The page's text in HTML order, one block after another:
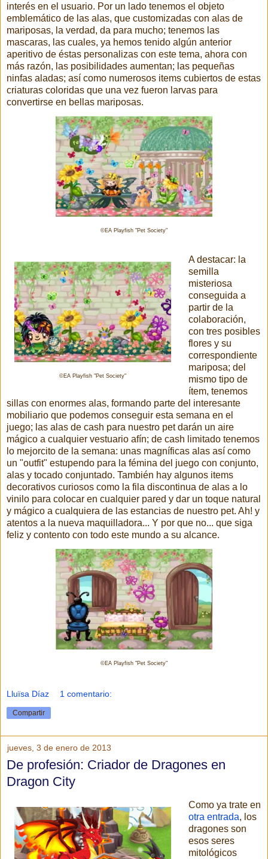
interés en el usuario. Por un lado tenemos el objeto
emblemático de las alas, que customizadas con alas de
mariposas, la verdad, da para mucho; tenemos las
mascaras, las cuales, ya hemos tenido algún anterior
aperitivo de éstas personalizas con este tema, ahora con
más razón, las posibilidades aumentan; las pequeñas
ninfas aladas; así como numerosos items cubiertos de estas
criaturas coloridas que una vez fueron larvas para
convertirse en bellas mariposas.
©EA Playfish "Pet Society"
©EA Playfish "Pet Society"
A destacar: la
semilla
misteriosa
conseguida a
partir de la
colaboración,
con tres posibles
flores y su
correspondiente
mariposa; del
mismo tipo de
ítem, tenemos
sillas con enormes alas, formando parte del interesante
mobiliario que podemos conseguir esta semana en el
juego; las alas de cash para nuestro pet darán un aire
mágico a cualquier vestuario afín; de cash limitado tenemos
lo mejorcito de la semana: unas magníficas alas así como
un "outfit" estupendo para la fémina del juego con conjunto,
alas y tocado conjuntado. También hay algunos items
decorativos curiosos como la fila discontinua de alas a lo
vinilo para colocar en cualquier pared y dar un toque natural
y mágico a cualquiera de las estancias de nuestro pet. Ah! y
atentos a la nueva maquilladora... Y por que no... que siga
feliz y contento con todo este mundo a su alcance.
©EA Playfish "Pet Society"
Lluïsa Díaz 1 comentario:
Compartir
jueves, 3 de enero de 2013
De profesión: Criador de Dragones en
Dragon City
Como ya trate en
otra entrada, los
dragones son
esos seres
mitológicos